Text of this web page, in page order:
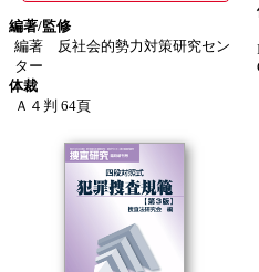
編著/監修
編著 反社会的勢力対策研究セン
ター
体裁
Ａ４判 64頁